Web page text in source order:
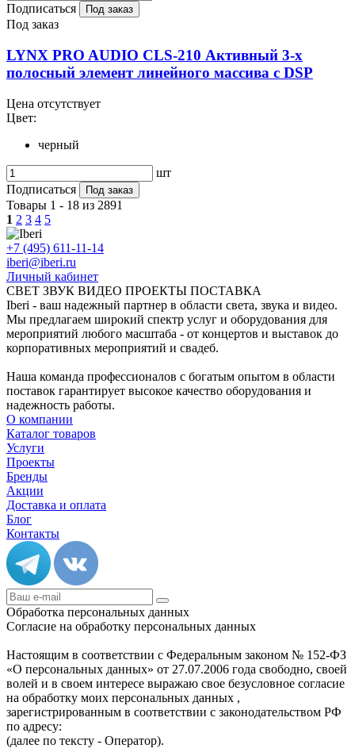
Подписаться
Под заказ
Под заказ
LYNX PRO AUDIO CLS-210 Активный 3-х
полосный элемент линейного массива с DSP
Цена отсутствует
Цвет:
черный
шт
Подписаться
Под заказ
Товары 1 - 18 из 2891
1 2 3 4 5
+7 (495) 611-11-14
iberi@iberi.ru
Личный кабинет
СВЕТ ЗВУК ВИДЕО ПРОЕКТЫ ПОСТАВКА
Iberi - ваш надежный партнер в области света, звука и видео.
Мы предлагаем широкий спектр услуг и оборудования для
мероприятий любого масштаба - от концертов и выставок до
корпоративных мероприятий и свадеб.
Наша команда профессионалов с богатым опытом в области
поставок гарантирует высокое качество оборудования и
надежность работы.
О компании
Каталог товаров
Услуги
Проекты
Бренды
Акции
Доставка и оплата
Блог
Контакты
Обработка персональных данных
Согласие на обработку персональных данных
Настоящим в соответствии с Федеральным законом № 152-ФЗ
«О персональных данных» от 27.07.2006 года свободно, своей
волей и в своем интересе выражаю свое безусловное согласие
на обработку моих персональных данных ,
зарегистрированным в соответствии с законодательством РФ
по адресу:
(далее по тексту - Оператор).